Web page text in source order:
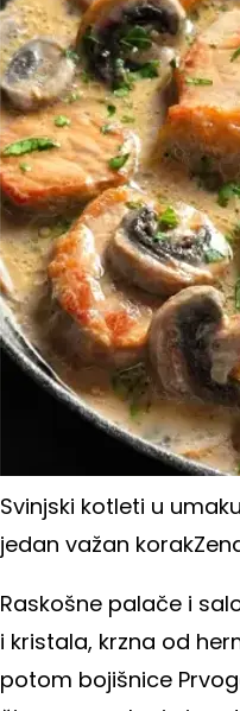
Svinjski kotleti u
jedan važan korak
Raskošne palače i
i kristala, krzna od
potom bojišnice